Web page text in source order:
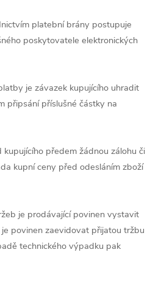
platební brány postupuje
poskytovatele elektronických
je závazek kupujícího uhradit
připsání příslušné částky na
předem žádnou zálohu či
kupní ceny před odesláním zboží
je prodávající povinen vystavit
povinen zaevidovat přijatou tržbu
technického výpadku pak